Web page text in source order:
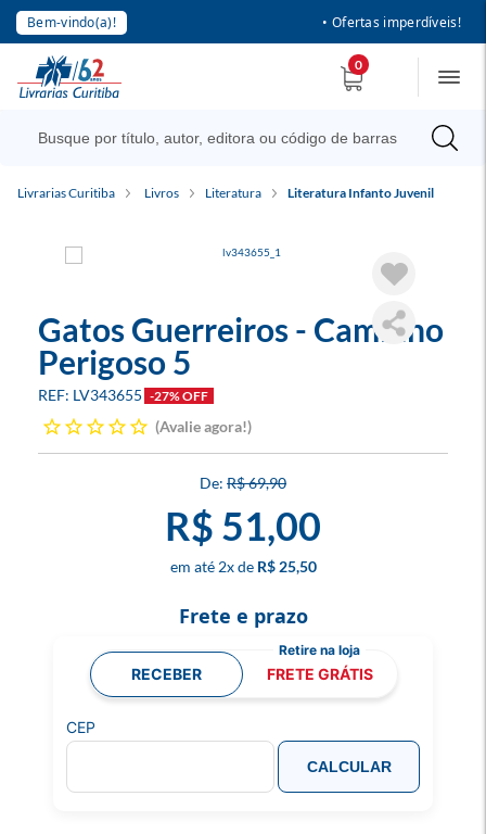
Bem-vindo(a)! • Ofertas imperdíveis!
0
Livrarias Curitiba Livros Literatura Literatura Infanto Juvenil
Gatos Guerreiros - Caminho
Perigoso 5
LV343655 -27% OFF
Avalie agora!
R$ 69,90
R$ 51,00
2x R$ 25,50
Frete e prazo
RECEBER FRETE GRÁTIS
CEP
CALCULAR